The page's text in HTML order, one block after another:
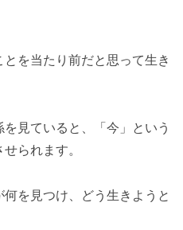
を当たり前だと思って生き
見ていると、「今」という
られます。
を見つけ、どう生きようと